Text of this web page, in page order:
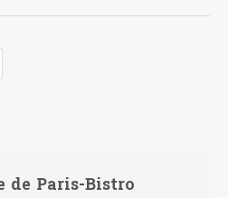
de Paris-Bistro